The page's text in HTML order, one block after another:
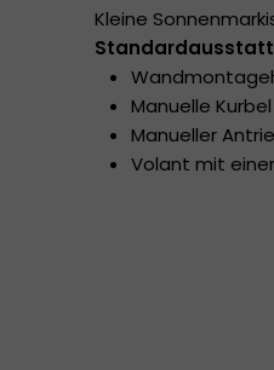
Kleine
Manuelle
Manueller
Volant mit